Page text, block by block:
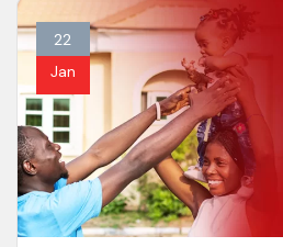
22
Jan